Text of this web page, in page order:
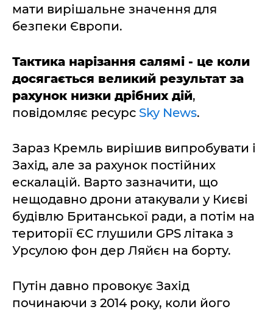
мати вирішальне значення для
безпеки Європи.
Тактика нарізання салямі - це коли
досягається великий результат за
рахунок низки дрібних дій,
повідомляє ресурс Sky News.
Зараз Кремль вирішив випробувати і
Захід, але за рахунок постійних
ескалацій. Варто зазначити, що
нещодавно дрони атакували у Києві
будівлю Британської ради, а потім на
території ЄС глушили GPS літака з
Урсулою фон дер Ляйєн на борту.
Путін давно провокує Захід
починаючи з 2014 року, коли його